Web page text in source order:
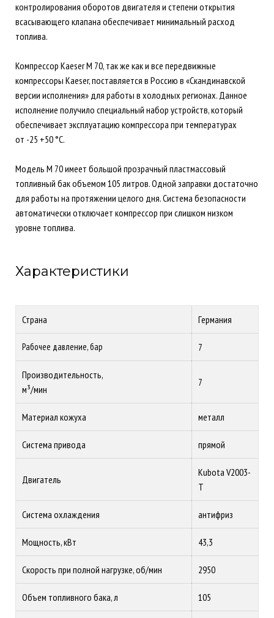
контролирования оборотов двигателя и степени открытия
всасывающего клапана обеспечивает минимальный расход
топлива.
Компрессор Kaeser M 70, так же как и все передвижные
компрессоры Kaeser, поставляется в Россию в «Скандинавской
версии исполнения» для работы в холодных регионах. Данное
исполнение получило специальный набор устройств, который
обеспечивает эксплуатацию компрессора при температурах
от -25 +50 °C.
Модель М 70 имеет большой прозрачный пластмассовый
топливный бак объемом 105 литров. Одной заправки достаточно
для работы на протяжении целого дня. Система безопасности
автоматически отключает компрессор при слишком низком
уровне топлива.
Характеристики
Страна Германия
Рабочее давление, бар 7
Производительность,
м³/мин
7
Материал кожуха металл
Система привода прямой
Двигатель
Kubota V2003-
T
Система охлаждения антифриз
Мощность, кВт 43,3
Скорость при полной нагрузке, об/мин 2950
Объем топливного бака, л 105